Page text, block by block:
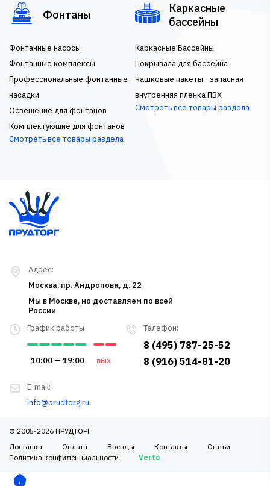
Фонтаны
Фонтанные насосы
Фонтанные комплексы
Профессиональные фонтанные
насадки
Освещение для фонтанов
Комплектующие для фонтанов
Смотреть все товары раздела
Каркасные
бассейны
Каркасные Бассейны
Покрывала для бассейна
Чашковые пакеты - запасная
внутренняя пленка ПВХ
Смотреть все товары раздела
Телефон:
8 (495) 787-25-52
8 (916) 514-81-20
График работы
10:00 — 19:00 вых
E-mail:
info@prudtorg.ru
Адрес:
Москва, пр. Андропова, д. 22
Мы в Москве, но доставляем по всей
России
© 2005-2026 ПРУДТОРГ
Доставка
Оплата Бренды Контакты
Статьи
Политика конфиденциальности
Verto